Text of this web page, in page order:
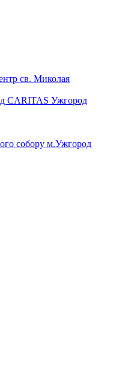
св. Миколая
CARITAS Ужгород
собору м.Ужгород